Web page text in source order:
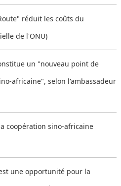
réduit les coûts du
de l'ONU)
un "nouveau point de
africaine", selon l'ambassadeur
coopération sino-africaine
une opportunité pour la